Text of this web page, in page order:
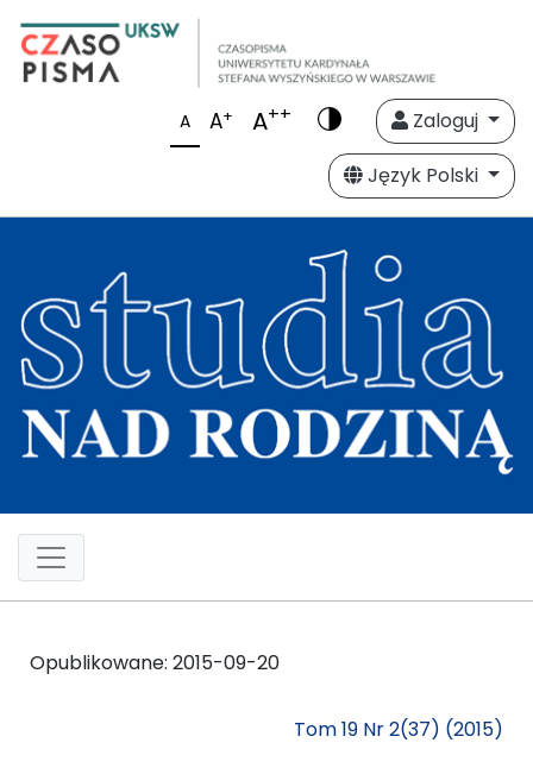
A A+ A++
Zaloguj
Język Polski
Opublikowane: 2015-09-20
Tom 19 Nr 2(37) (2015)